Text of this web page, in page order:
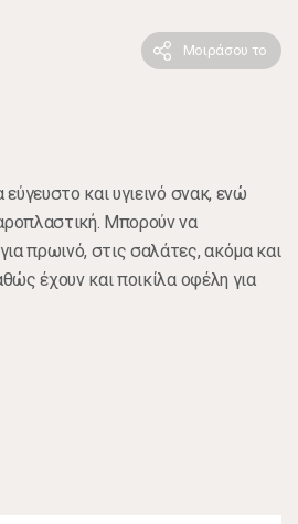
Μοιράσου το
και υγιεινό σνακ, ενώ
Μπορούν να
πρωινό, στις σαλάτες, ακόμα και
έχουν και ποικίλα οφέλη για